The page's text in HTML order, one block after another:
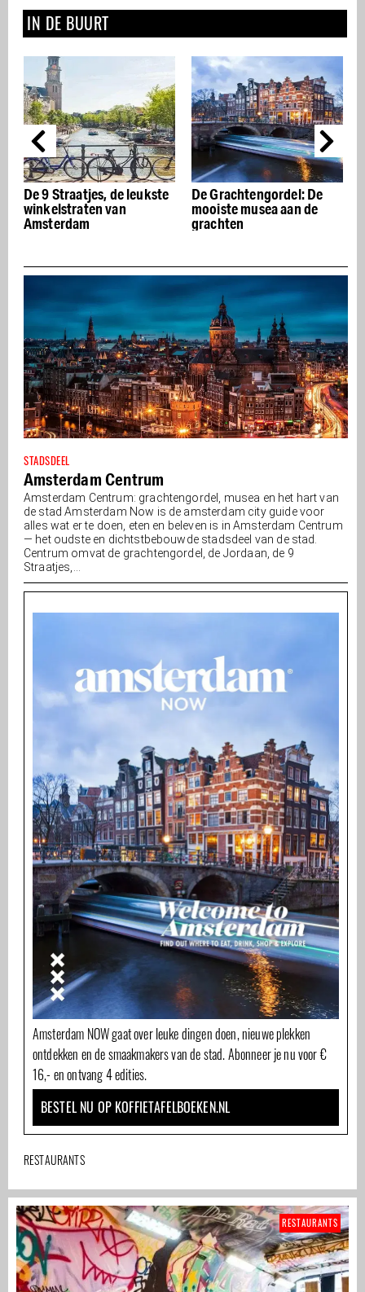
IN DE BUURT
de leukste
van
De Grachtengordel: De
mooiste musea aan de
De beste
STADSDEEL
Amsterdam Centrum
Amsterdam Centrum: grachtengordel, musea en het hart van
de stad Amsterdam Now is de amsterdam city guide voor
alles wat er te doen, eten en beleven is in Amsterdam Centrum
— het oudste en dichtstbebouwde stadsdeel van de stad.
Centrum omvat de grachtengordel, de Jordaan, de 9
Straatjes,...
Amsterdam NOW gaat over leuke dingen doen, nieuwe plekken
ontdekken en de smaakmakers van de stad. Abonneer je nu voor €
16,- en ontvang 4 edities.
BESTEL NU OP KOFFIETAFELBOEKEN.NL
RESTAURANTS
RESTAURANTS